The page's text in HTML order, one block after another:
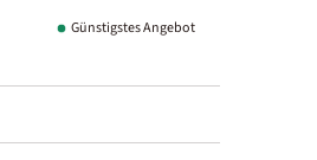
Günstigstes Angebot